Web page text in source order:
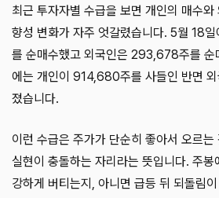
최근 투자자별 수급을 보면 개인의 매수
향성 변화가 자주 엇갈렸습니다. 5월 18
를 순매수했고 외국인은 293,678주를 순
에는 개인이 914,680주를 사들인 반면
졌습니다.
이런 수급은 주가가 단순히 좋아서 오르
실현이 충돌하는 자리라는 뜻입니다. 주
강하게 버티는지, 아니면 급등 뒤 되돌림